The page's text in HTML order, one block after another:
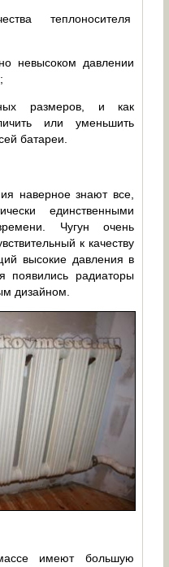
теплоносителя
невысоком давлении
размеров, и как
или уменьшить
батареи.
наверное знают все,
единственными
Чугун очень
к качеству
высокие давления в
появились радиаторы
дизайном.
имеют большую